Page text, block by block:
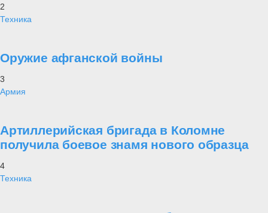
2
Техника
Оружие афганской войны
3
Армия
Артиллерийская бригада в Коломне
получила боевое знамя нового образца
4
Техника